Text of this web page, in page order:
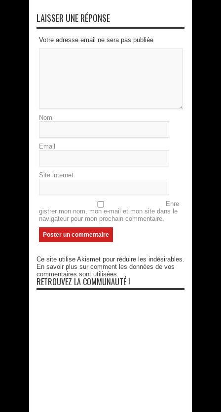
LAISSER UNE RÉPONSE
Votre adresse email ne sera pas publiée
Nom
Email
Site internet
Enre
gistrer mon nom, mon e-mail et mon site dans le
navigateur pour mon prochain commentaire.
Ce site utilise Akismet pour réduire les indésirables.
En savoir plus sur comment les données de vos
commentaires sont utilisées.
RETROUVEZ LA COMMUNAUTÉ !